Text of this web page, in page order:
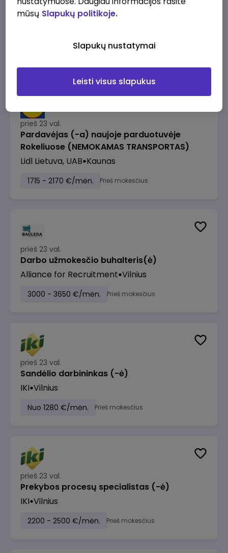
Užsakymų komplektuotojas (-a) Vilniuje
(Gariūnai)
prieš 23 val.
Pardavėjas (-a) naujoje parduotuvėje
Rokeliuose (NEMOKAMAS TRANSPORTAS)
Lidl Lietuva, UAB Kaunas
1715 - 2170 €/mėn. Prieš mokesčius
prieš 23 val.
Darbo užmokesčio buhalteris(ė)
Alliance for Recruitment Vilnius
3000 - 3650 €/mėn. Prieš mokesčius
prieš 23 val.
Sandėlio darbininkas (-ė)
IKI Vilnius
Nuo 1280 €/mėn. Prieš mokesčius
prieš 23 val.
Prekybos procesų specialistas (-ė)
IKI Vilnius
2200 - 2500 €/mėn. Prieš mokesčius
mūsų Slapukų politikoje.
Slapukų nustatymai
Leisti visus slapukus